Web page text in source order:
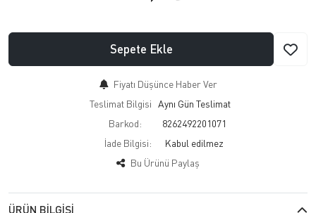
Sepete Ekle
Fiyatı Düşünce Haber Ver
Teslimat Bilgisi Aynı Gün Teslimat
Barkod:
8262492201071
İade Bilgisi:
Bu Ürünü Paylaş
ÜRÜN BILGISI